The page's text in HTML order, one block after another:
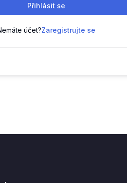
Přihlásit se
účet?Zaregistrujte se